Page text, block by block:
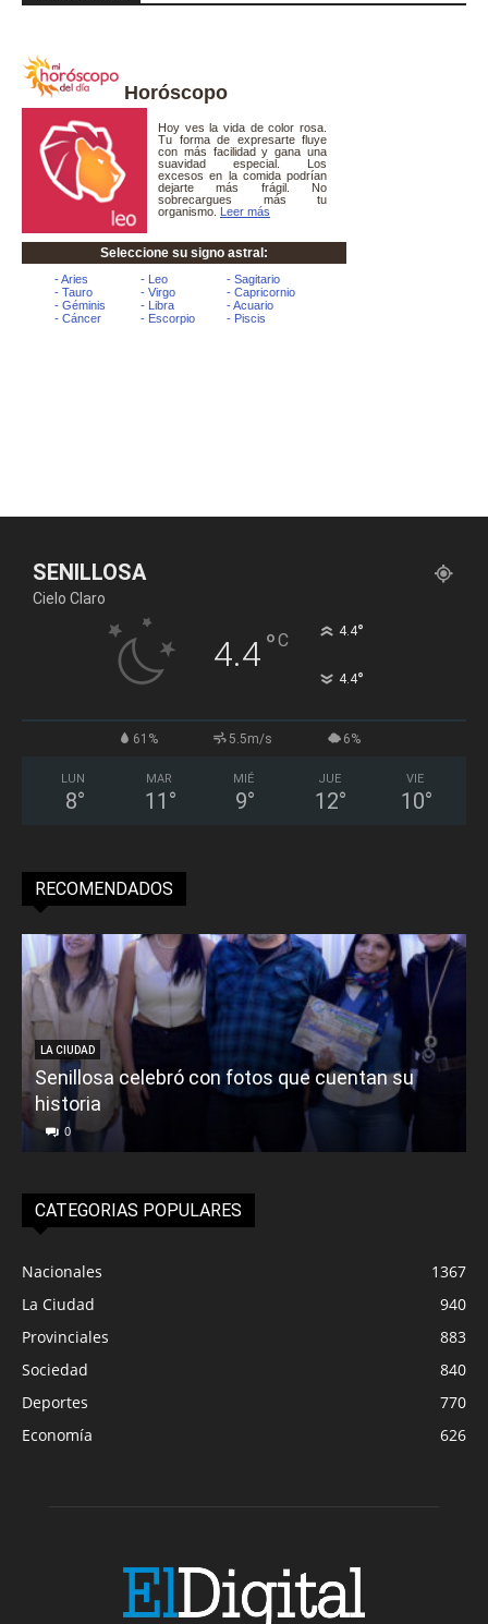
Horóscopo
SENILLOSA
Cielo Claro
4.4°C 4.4°
4.4°
61% 5.5m/s 6%
LUN
8°
MAR
11 °
MIÉ
9°
JUE
12°
VIE
10°
RECOMENDADOS
LA CIUDAD
Senillosa celebró con fotos que cuentan su
historia
0
CATEGORIAS POPULARES
Nacionales
1367
La Ciudad
940
Provinciales
883
Sociedad
840
Deportes
770
Economía
626